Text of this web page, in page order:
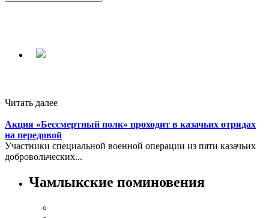
Читать далее
Акция «Бессмертный полк» проходит в казачьих отрядах
на передовой
Участники специальной военной операции из пяти казачьих
добровольческих...
Чамлыкские поминовения